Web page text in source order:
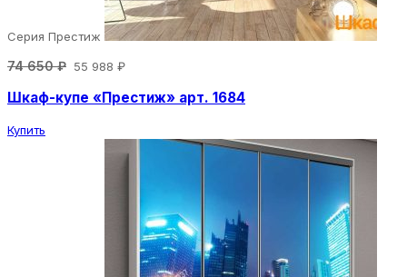
Серия Престиж
74 650 ₽ 55 988 ₽
Шкаф-купе «Престиж» арт. 1684
Купить